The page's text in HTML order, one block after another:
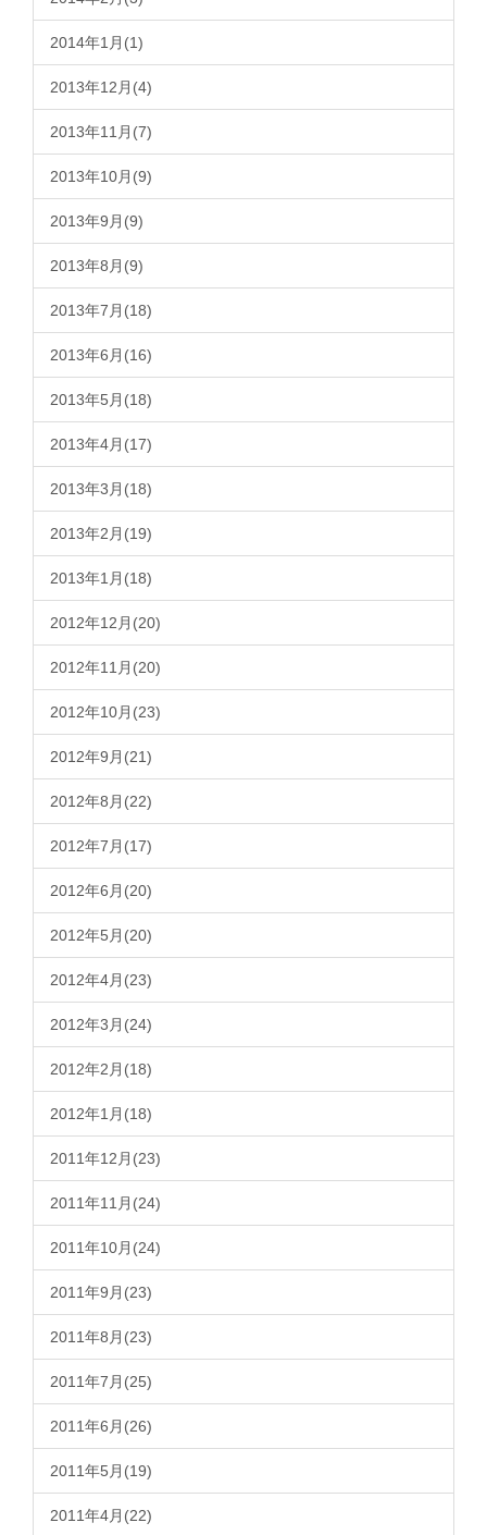
2014年1月(1)
2013年12月(4)
2013年11月(7)
2013年10月(9)
2013年9月(9)
2013年8月(9)
2013年7月(18)
2013年6月(16)
2013年5月(18)
2013年4月(17)
2013年3月(18)
2013年2月(19)
2013年1月(18)
2012年12月(20)
2012年11月(20)
2012年10月(23)
2012年9月(21)
2012年8月(22)
2012年7月(17)
2012年6月(20)
2012年5月(20)
2012年4月(23)
2012年3月(24)
2012年2月(18)
2012年1月(18)
2011年12月(23)
2011年11月(24)
2011年10月(24)
2011年9月(23)
2011年8月(23)
2011年7月(25)
2011年6月(26)
2011年5月(19)
2011年4月(22)